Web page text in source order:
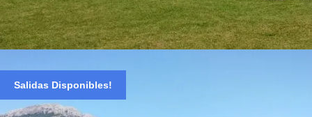
TOUR CARRETERA AUSTRAL, HORNOPIRÉN
$ 38.000
Salidas Disponibles!